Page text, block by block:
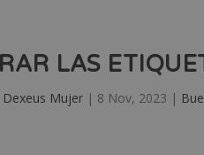
LAS
Dexeus Mujer| 8 Nov, 2023 |